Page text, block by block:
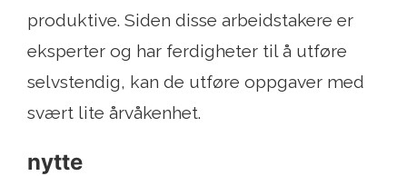
produktive. Siden disse arbeidstakere er
eksperter og har ferdigheter til å utføre
selvstendig, kan de utføre oppgaver med
svært lite årvåkenhet.
nytte